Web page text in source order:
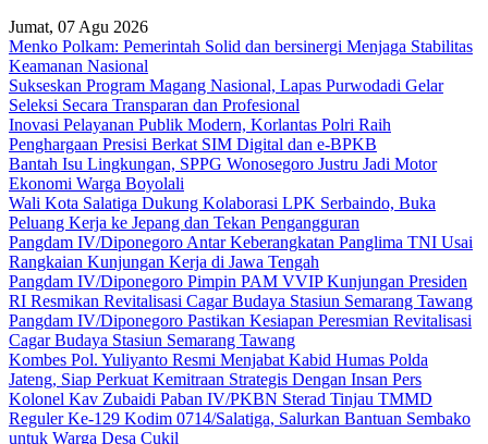
Jumat, 07 Agu 2026
Menko Polkam: Pemerintah Solid dan bersinergi Menjaga Stabilitas
Keamanan Nasional
Sukseskan Program Magang Nasional, Lapas Purwodadi Gelar
Seleksi Secara Transparan dan Profesional
Inovasi Pelayanan Publik Modern, Korlantas Polri Raih
Penghargaan Presisi Berkat SIM Digital dan e-BPKB
Bantah Isu Lingkungan, SPPG Wonosegoro Justru Jadi Motor
Ekonomi Warga Boyolali
Wali Kota Salatiga Dukung Kolaborasi LPK Serbaindo, Buka
Peluang Kerja ke Jepang dan Tekan Pengangguran
Pangdam IV/Diponegoro Antar Keberangkatan Panglima TNI Usai
Rangkaian Kunjungan Kerja di Jawa Tengah
Pangdam IV/Diponegoro Pimpin PAM VVIP Kunjungan Presiden
RI Resmikan Revitalisasi Cagar Budaya Stasiun Semarang Tawang
Pangdam IV/Diponegoro Pastikan Kesiapan Peresmian Revitalisasi
Cagar Budaya Stasiun Semarang Tawang
Kombes Pol. Yuliyanto Resmi Menjabat Kabid Humas Polda
Jateng, Siap Perkuat Kemitraan Strategis Dengan Insan Pers
Kolonel Kav Zubaidi Paban IV/PKBN Sterad Tinjau TMMD
Reguler Ke-129 Kodim 0714/Salatiga, Salurkan Bantuan Sembako
untuk Warga Desa Cukil